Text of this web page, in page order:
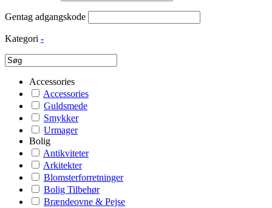
Gentag adgangskode
Kategori -
Accessories
Accessories
Guldsmede
Smykker
Urmager
Bolig
Antikviteter
Arkitekter
Blomsterforretninger
Bolig Tilbehør
Brændeovne & Pejse